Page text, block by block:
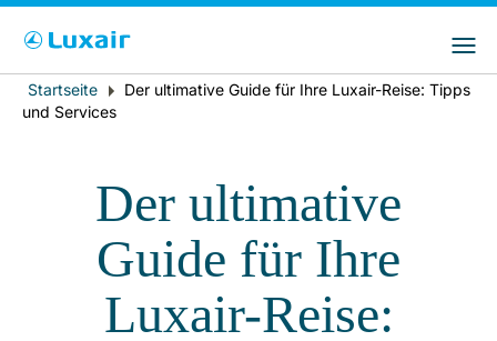
und Ihre bevorzugte Sprache
Wohnsitz
Breadcrumb
Startseite
Der ultimative Guide für Ihre Luxair-Reise: Tipps
und Services
Der ultimative
Guide für Ihre
Luxair-Reise: